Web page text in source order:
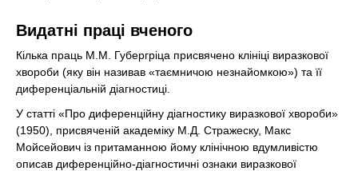
Видатні праці вченого
Кілька праць М.М. Губергріца присвячено клініці виразкової
хвороби (яку він називав «таємничою незнайомкою») та її
диференціальній діагностиці.
У статті «Про диференційну діагностику виразкової хвороби»
(1950), присвяченій академіку М.Д. Стражеску, Макс
Мойсейович із притаманною йому клінічною вдумливістю
описав диференційно-діагностичні ознаки виразкової